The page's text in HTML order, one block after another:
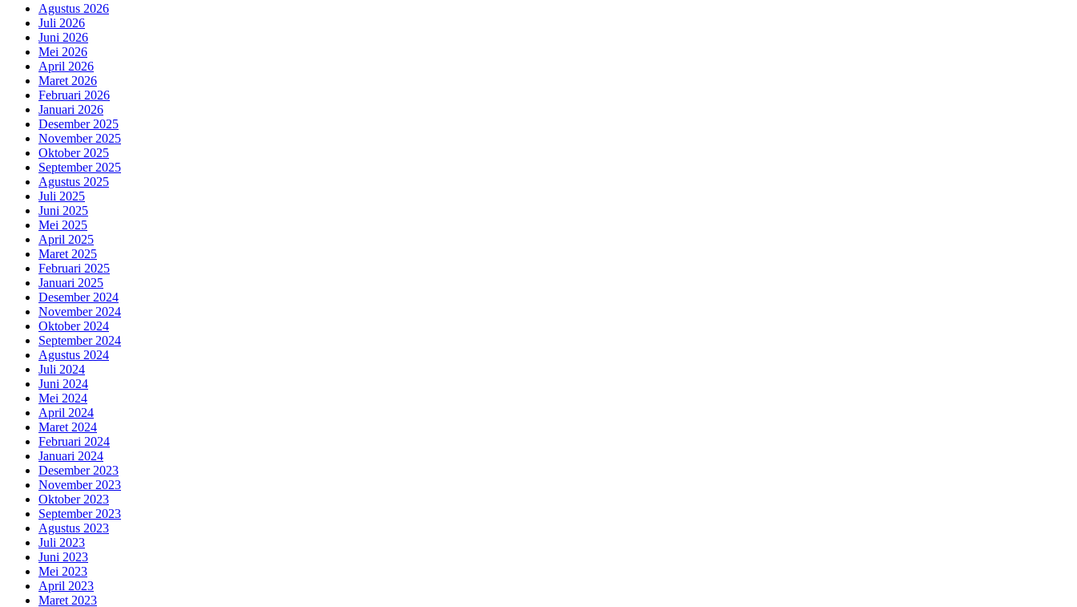
Agustus 2026
Juli 2026
Juni 2026
Mei 2026
April 2026
Maret 2026
Februari 2026
Januari 2026
Desember 2025
November 2025
Oktober 2025
September 2025
Agustus 2025
Juli 2025
Juni 2025
Mei 2025
April 2025
Maret 2025
Februari 2025
Januari 2025
Desember 2024
November 2024
Oktober 2024
September 2024
Agustus 2024
Juli 2024
Juni 2024
Mei 2024
April 2024
Maret 2024
Februari 2024
Januari 2024
Desember 2023
November 2023
Oktober 2023
September 2023
Agustus 2023
Juli 2023
Juni 2023
Mei 2023
April 2023
Maret 2023